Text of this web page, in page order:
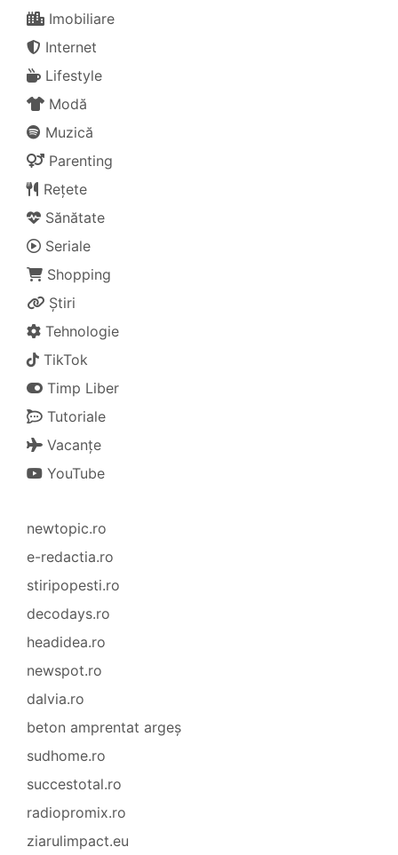
Imobiliare
Internet
Lifestyle
Modă
Muzică
Parenting
Rețete
Sănătate
Seriale
Shopping
Știri
Tehnologie
TikTok
Timp Liber
Tutoriale
Vacanțe
YouTube
newtopic.ro
e-redactia.ro
stiripopesti.ro
decodays.ro
headidea.ro
newspot.ro
dalvia.ro
beton amprentat argeș
sudhome.ro
succestotal.ro
radiopromix.ro
ziarulimpact.eu